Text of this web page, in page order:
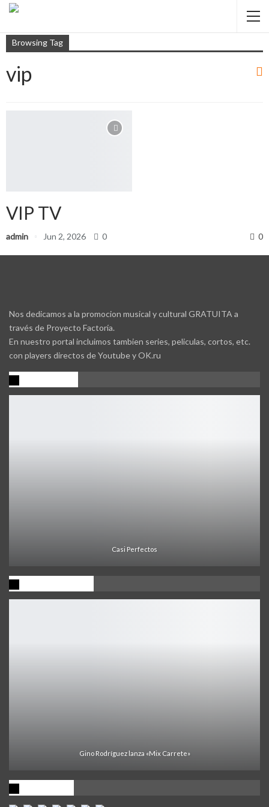
Browsing Tag
vip
VIP TV
admin Jun 2, 2026 0 0
Nos dedicamos a la promocion musical y cultural GRATUITA a
través de Proyecto Factoría.
En nuestro portal incluimos tambien series, peliculas, cortos, etc.
con players directos de Youtube y OK.ru
Casi Perfectos
Gino Rodríguez lanza «Mix Carrete»